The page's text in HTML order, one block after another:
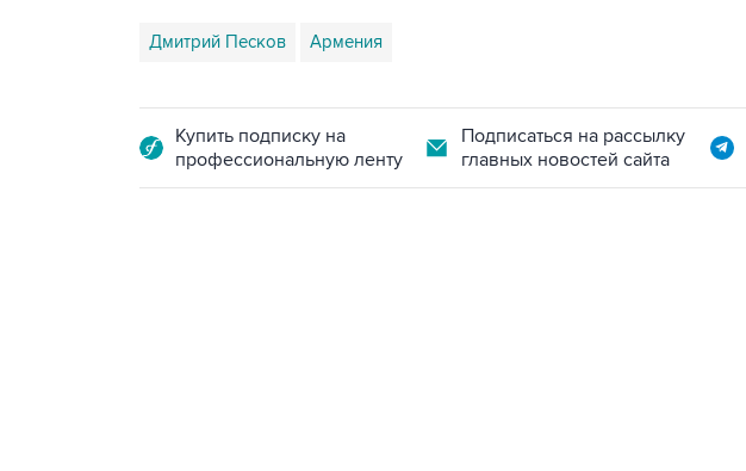
Дмитрий Песков Армения
Купить подписку на
профессиональную ленту
Подписаться на рассылку
главных новостей сайта